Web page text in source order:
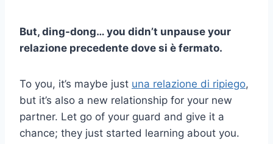
But, ding-dong… you didn’t unpause your
relazione precedente dove si è fermato.
To you, it’s maybe just una relazione di ripiego,
but it’s also a new relationship for your new
partner. Let go of your guard and give it a
chance; they just started learning about you.